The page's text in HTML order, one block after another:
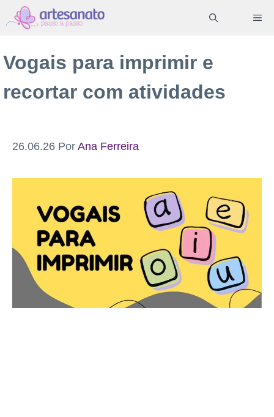
Pular
para
conteúdo
Vogais para imprimir e
recortar com atividades
26.06.26 Por Ana Ferreira